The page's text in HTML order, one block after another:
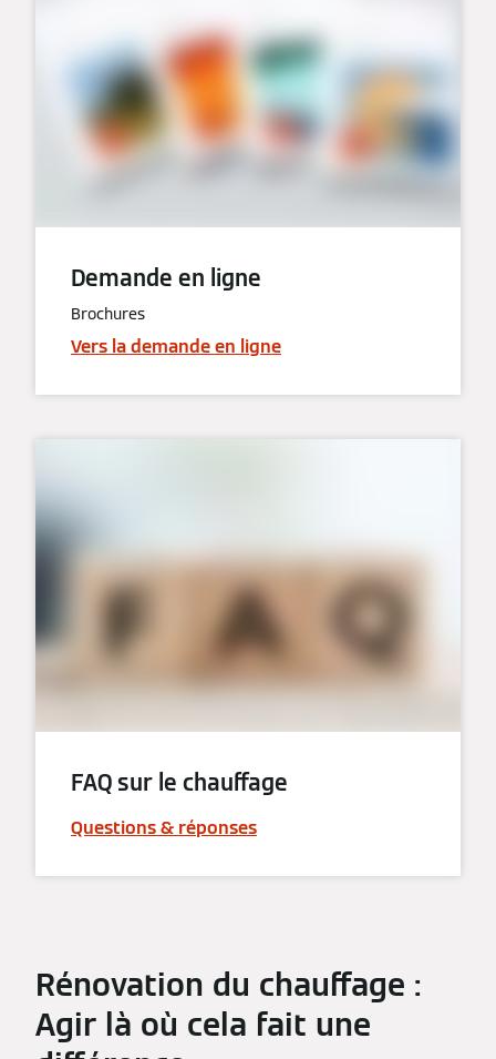
Demande en ligne
Brochures
Vers la demande en ligne
FAQ sur le chauffage
Questions & réponses
Rénovation du chauffage :
Agir là où cela fait une